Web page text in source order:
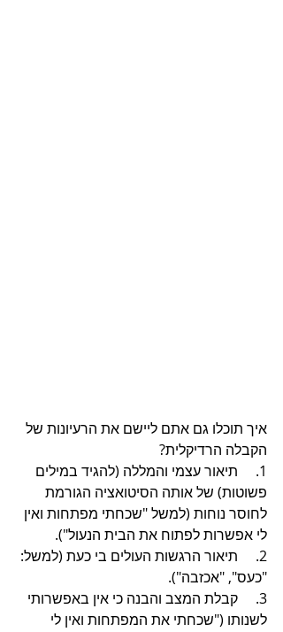
איך תוכלו גם אתם ליישם את הרעיונות של
הקבלה הרדיקלית?
1.     תיאור עצמי והמללה (להגיד במילים
פשוטות) של אותה הסיטואציה הגורמת
לחוסר נוחות (למשל "שכחתי מפתחות ואין
לי אפשרות לפתוח את הבית הנעול").
2.     תיאור הרגשות העולים בי כעת (למשל:
"כעס", "אכזבה").
3.     קבלת המצב והבנה כי אין באפשרותי
לשנותו ("שכחתי את המפתחות ואין לי